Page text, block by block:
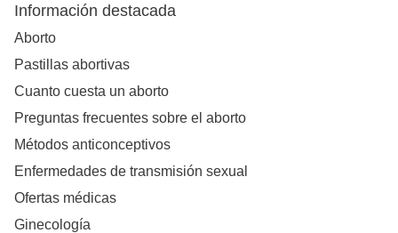
Información destacada
Aborto
Pastillas abortivas
Cuanto cuesta un aborto
Preguntas frecuentes sobre el aborto
Métodos anticonceptivos
Enfermedades de transmisión sexual
Ofertas médicas
Ginecología